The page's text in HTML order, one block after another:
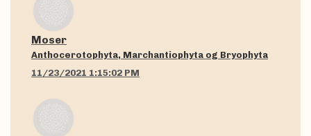
Moser
Anthocerotophyta, Marchantiophyta og Bryophyta
11/23/2021 1:15:02 PM